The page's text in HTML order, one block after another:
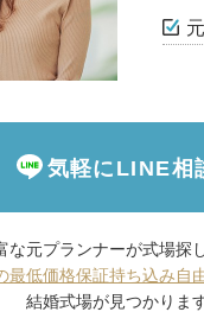
気軽にLINE相
な元プランナーが式場探
最低価格保証持ち込み自
結婚式場が見つかりま